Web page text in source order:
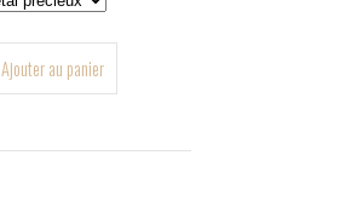
Ajouter au panier